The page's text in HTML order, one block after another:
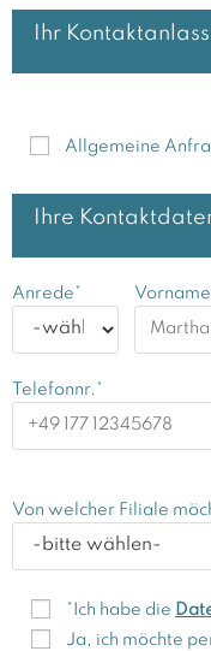
Ihr Kontaktanlass
Allgemeine
Ihre
Anrede* Vorname
Telefonnr.*
Von welcher Filiale
*Ich habe die
Ja, ich möchte